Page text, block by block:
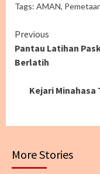
Tags: AMAN,
Continue
Reading
Previous
Pantau Latihan
Berlatih
Kejari Minahasa
More Stories